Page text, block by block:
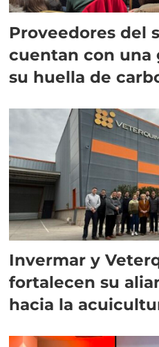
Proveedores del
cuentan con una
su huella de
Invermar y
fortalecen su
hacia la